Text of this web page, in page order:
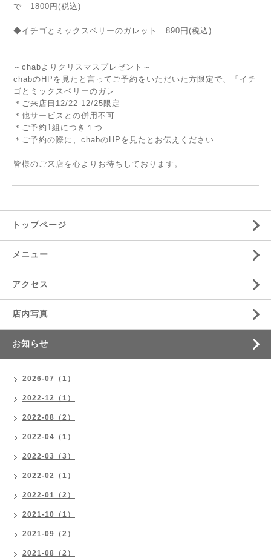
で 1800円(税込)
◆イチゴとミックスベリーのガレット 890円(税込)
～chabよりクリスマスプレゼント～
chabのHPを見たと言ってご予約をいただいた方限定で、「イチ
ゴとミックスベリーのガレ
＊ご来店日12/22-12/25限定
＊他サービスとの併用不可
＊ご予約1組につき１つ
＊ご予約の際に、chabのHPを見たとお伝えください
皆様のご来店を心よりお待ちしております。
トップページ
メニュー
アクセス
店内写真
お知らせ
2026-07（1）
2022-12（1）
2022-08（2）
2022-04（1）
2022-03（3）
2022-02（1）
2022-01（2）
2021-10（1）
2021-09（2）
2021-08（2）